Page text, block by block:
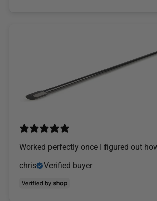
Worked perfectly once I figured out
chris
Verified buyer